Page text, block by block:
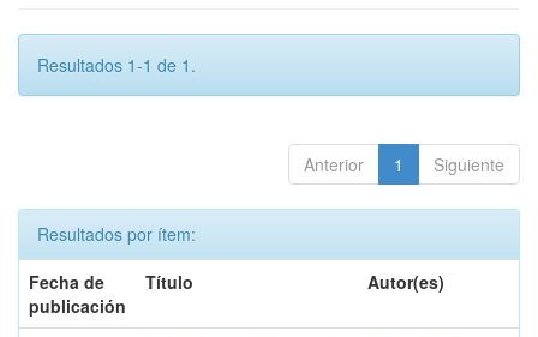
Resultados 1-1 de 1.
Anterior 1 Siguiente
Resultados por ítem:
Fecha de
publicación
Título Autor(es)